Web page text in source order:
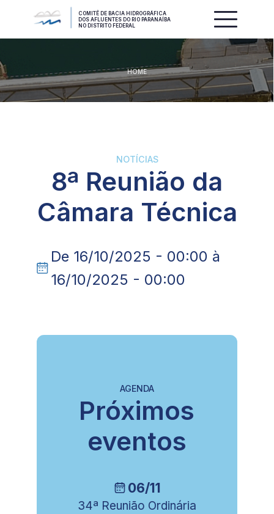
COMITÊ DE BACIA HIDROGRÁFICA
DOS AFLUENTES DO RIO PARANAÍBA
NO DISTRITO FEDERAL
HOME
NOTÍCIAS
8ª Reunião da
Câmara Técnica
De 16/10/2025 - 00:00 à
16/10/2025 - 00:00
AGENDA
Próximos
eventos
06/11
34ª Reunião Ordinária